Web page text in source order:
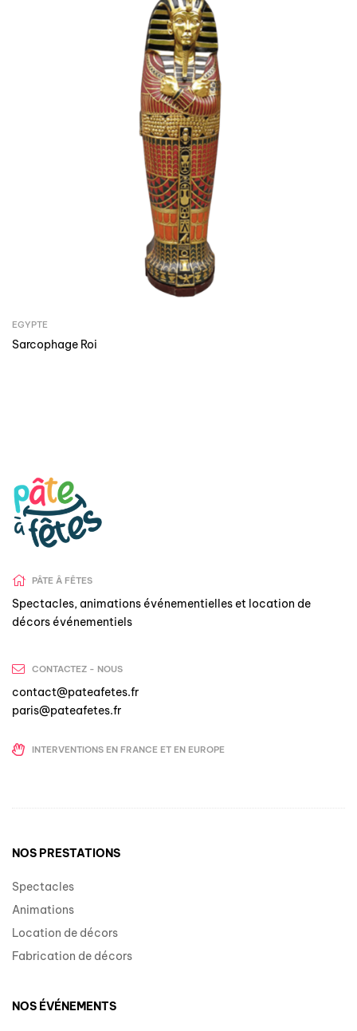
EGYPTE
Sarcophage Roi
PÂTE Â FÊTES
Spectacles, animations événementielles et location de
décors événementiels
CONTACTEZ - NOUS
contact@pateafetes.fr
paris@pateafetes.fr
INTERVENTIONS EN FRANCE ET EN EUROPE
NOS PRESTATIONS
Spectacles
Animations
Location de décors
Fabrication de décors
NOS ÉVÉNEMENTS